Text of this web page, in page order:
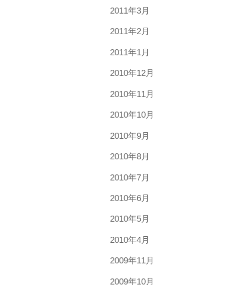
2011年3月
2011年2月
2011年1月
2010年12月
2010年11月
2010年10月
2010年9月
2010年8月
2010年7月
2010年6月
2010年5月
2010年4月
2009年11月
2009年10月